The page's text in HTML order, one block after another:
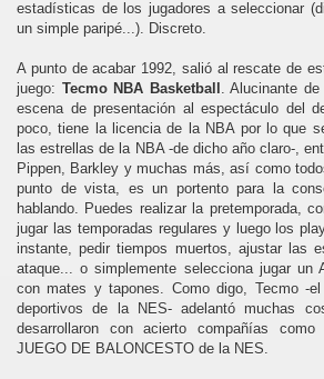
estadísticas de los jugadores a seleccionar
un simple paripé...). Discreto.
A punto de acabar 1992, salió al rescate de
juego: Tecmo NBA Basketball . Alucinante
escena de presentación al espectáculo del
poco, tiene la licencia de la NBA por lo que
las estrellas de la NBA -de dicho año claro-,
Pippen, Barkley y muchas más, así como
punto de vista, es un portento para la
hablando. Puedes realizar la pretemporada,
jugar las temporadas regulares y luego los
instante, pedir tiempos muertos, ajustar las
ataque... o simplemente selecciona jugar un
con mates y tapones. Como digo, Tecmo -
deportivos de la NES- adelantó muchas
desarrollaron con acierto compañías
JUEGO DE BALONCESTO de la NES.